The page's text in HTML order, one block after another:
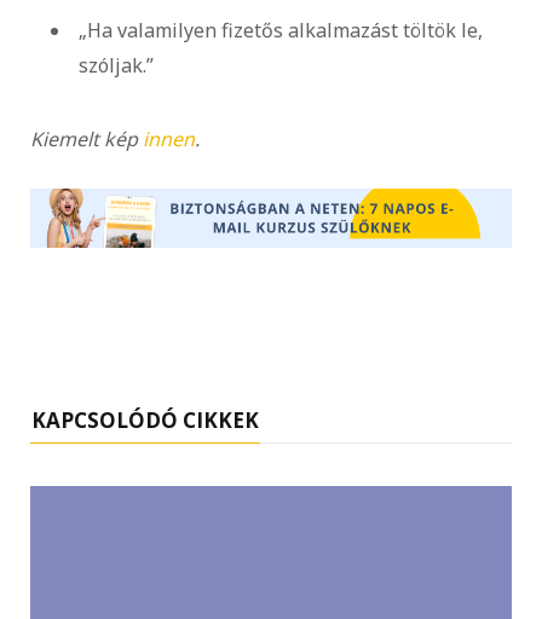
„Ha valamilyen fizetős alkalmazást töltök le,
szóljak.”
Kiemelt képinnen.
KAPCSOLÓDÓ CIKKEK